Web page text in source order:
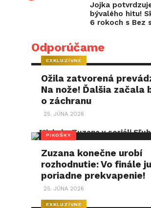
Jojka
bývalého hitu!
6 rokoch s Bez
Odporúčame
EXKLUZÍVNE
Ožila zatvorená
Na nože! Ďalšia začala
o záchranu
25. JÚNA 2026
PIKOŠKY
Zuzana konečne urobí
rozhodnutie: Vo finále
poriadne prekvapenie!
25. JÚNA 2026
EXKLUZÍVNE